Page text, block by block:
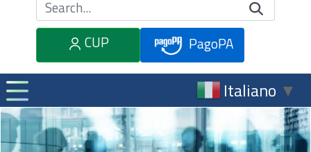
CUP
PagoPA
Italiano ▼